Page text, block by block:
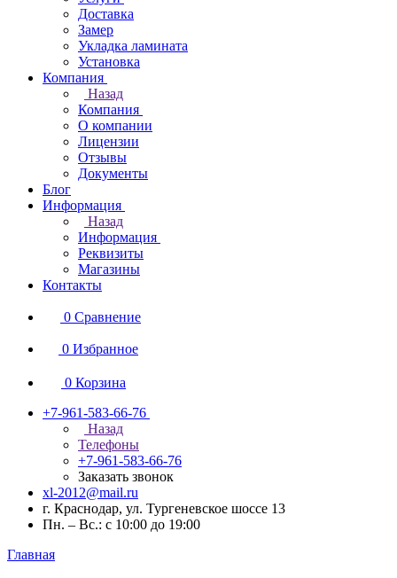
Доставка
Замер
Укладка ламината
Установка
Компания
Назад
Компания
О компании
Лицензии
Отзывы
Документы
Блог
Информация
Назад
Информация
Реквизиты
Магазины
Контакты
0 Сравнение
0 Избранное
0 Корзина
+7-961-583-66-76
Назад
Телефоны
+7-961-583-66-76
Заказать звонок
xl-2012@mail.ru
г. Краснодар, ул. Тургеневское шоссе 13
Пн. – Вс.: с 10:00 до 19:00
Главная